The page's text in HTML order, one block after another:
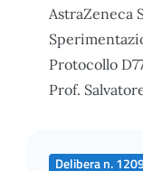
AstraZeneca
Protocollo
Prof.
Delibera n.